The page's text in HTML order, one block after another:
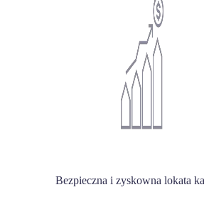
Bezpieczna i zyskowna lokata